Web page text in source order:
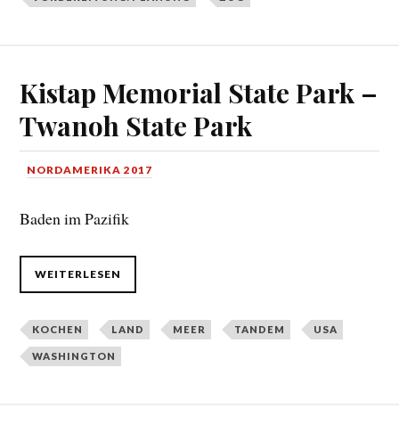
Kistap Memorial State Park –
Twanoh State Park
NORDAMERIKA 2017
Baden im Pazifik
WEITERLESEN
KOCHEN LAND MEER TANDEM USA
WASHINGTON